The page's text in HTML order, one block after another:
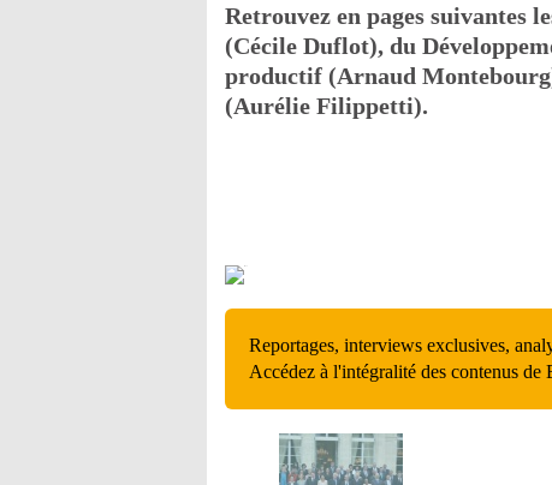
Retrouvez en pages suivantes
(Cécile Duflot), du
productif (Arnaud
(Aurélie Filippetti).
Reportages, interviews exclusives,
Accédez à l'intégralité des contenus de